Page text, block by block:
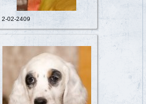
2-02-2409